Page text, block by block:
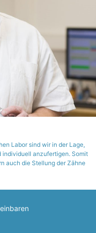
Labor sind wir in der Lage,
individuell anzufertigen. Somit
auch die Stellung der Zähne